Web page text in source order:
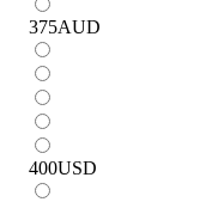
375AUD
400USD